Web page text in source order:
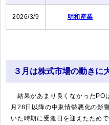
2026/3/9 明和産業
３月は株式市場の動きに
結果があまり良くなかったPO
月28日以降の中東情勢悪化の影
いた時期に受渡日を迎えたためで